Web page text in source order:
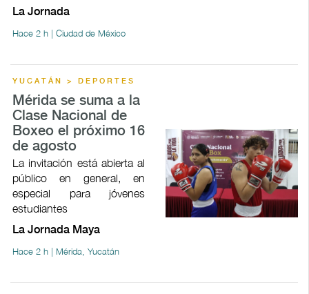
La Jornada
Hace 2 h | Ciudad de México
YUCATÁN > DEPORTES
Mérida se suma a la
Clase Nacional de
Boxeo el próximo 16
de agosto
La invitación está abierta al
público en general, en
especial para jóvenes
estudiantes
La Jornada Maya
Hace 2 h | Mérida, Yucatán